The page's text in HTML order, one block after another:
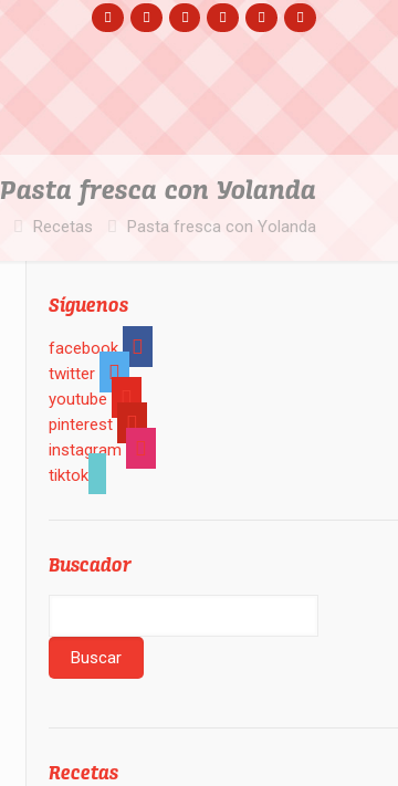
Pasta fresca con Yolanda
Recetas Pasta fresca con Yolanda
Síguenos
facebook
twitter
youtube
pinterest
instagram
tiktok
Buscador
Recetas